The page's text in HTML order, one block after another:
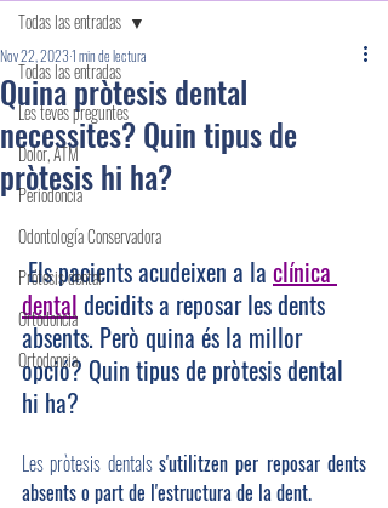
Todas las entradas
Les teves preguntes
Dolor, ATM
Periodoncia
Odontología Conservadora
Prótesis dental
Ortodoncia
Ortodoncia
Todas las entradas
Quina pròtesis dental
necessites? Quin tipus de
pròtesis hi ha?
Nov 22, 20231 min de lectura
Els pacients acudeixen a la clínica
dental decidits a reposar les dents
absents. Però quina és la millor
opció? Quin tipus de pròtesis dental
hi ha?
Les pròtesis dentals s'utilitzen per reposar dents
absents o part de l'estructura de la dent.